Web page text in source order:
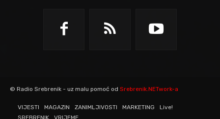
© Radio Srebrenik - uz malu pomoć od Srebrenik.NETwork-a
VIJESTI MAGAZIN ZANIMLJIVOSTI MARKETING
Live!
SREBRENIK
VRIJEME